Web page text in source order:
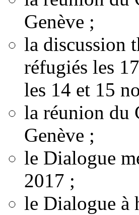
Genève ;
la discussion
réfugiés les
les 14 et 15
la réunion du
Genève ;
le Dialogue
2017 ;
le Dialogue à